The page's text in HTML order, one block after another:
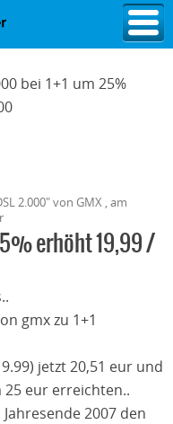
bei 1+1 um 25%
2.000" von GMX , am
erhöht 19,99 /
gmx zu 1+1
jetzt 20,51 eur und
eur erreichten..
2007 den